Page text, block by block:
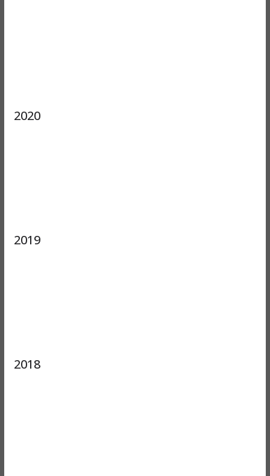
2020
2019
2018